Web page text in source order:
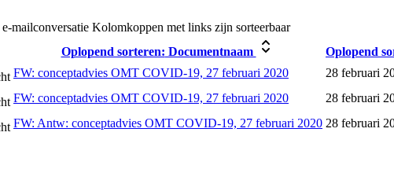
mailconversatie Kolomkoppen met links zijn sorteerbaar
Oplopend sorteren: Documentnaam Oplopend
FW: conceptadvies OMT COVID-19, 27 februari 2020
28 februari
FW: conceptadvies OMT COVID-19, 27 februari 2020
28 februari
FW: Antw: conceptadvies OMT COVID-19, 27 februari 2020 28 februari